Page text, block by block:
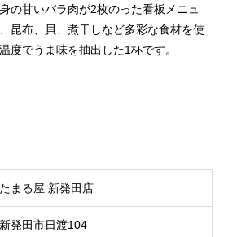
の甘いバラ肉が2枚のった看板メニュ
昆布、貝、煮干しなど多彩な食材を使
度でうま味を抽出した1杯です。
たまる屋 新発田店
新発田市日渡104